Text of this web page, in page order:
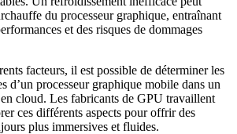
du processeur graphique, entraînant
et des risques de dommages
facteurs, il est possible de déterminer les
d’un processeur graphique mobile dans un
cloud. Les fabricants de GPU travaillent
ces différents aspects pour offrir des
plus immersives et fluides.